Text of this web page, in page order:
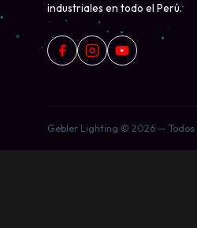
industriales en todo el Perú.
Gebler Lighting © 2026 —